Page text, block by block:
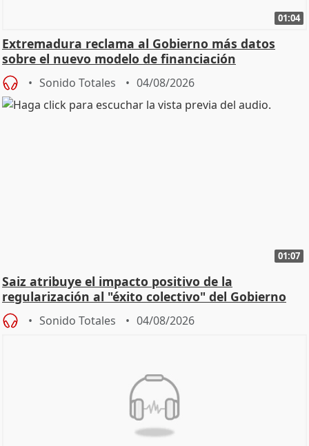
01:04
Extremadura reclama al Gobierno más datos
sobre el nuevo modelo de financiación
Sonido Totales 04/08/2026
01:07
Saiz atribuye el impacto positivo de la
regularización al "éxito colectivo" del Gobierno
Sonido Totales 04/08/2026